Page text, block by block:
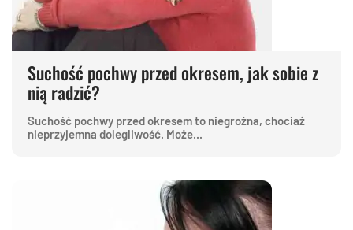
Suchość pochwy przed okresem, jak sobie z
nią radzić?
Suchość pochwy przed okresem to niegroźna, chociaż
nieprzyjemna dolegliwość. Może...